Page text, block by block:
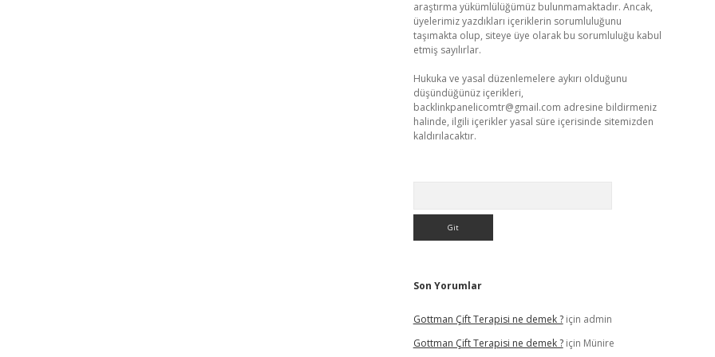
araştırma yükümlülüğümüz bulunmamaktadır. Ancak,
üyelerimiz yazdıkları içeriklerin sorumluluğunu
taşımakta olup, siteye üye olarak bu sorumluluğu kabul
etmiş sayılırlar.
Hukuka ve yasal düzenlemelere aykırı olduğunu
düşündüğünüz içerikleri,
backlinkpanelicomtr@gmail.com adresine bildirmeniz
halinde, ilgili içerikler yasal süre içerisinde sitemizden
kaldırılacaktır.
Son Yorumlar
Gottman Çift Terapisi ne demek ?için admin
Gottman Çift Terapisi ne demek ?için Münire